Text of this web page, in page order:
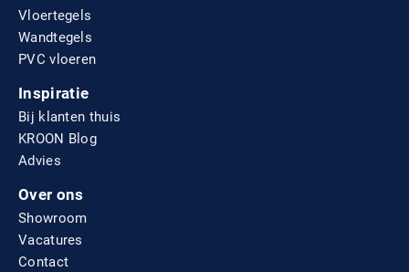
Vloertegels
Wandtegels
PVC vloeren
Inspiratie
Bij klanten thuis
KROON Blog
Advies
Over ons
Showroom
Vacatures
Contact